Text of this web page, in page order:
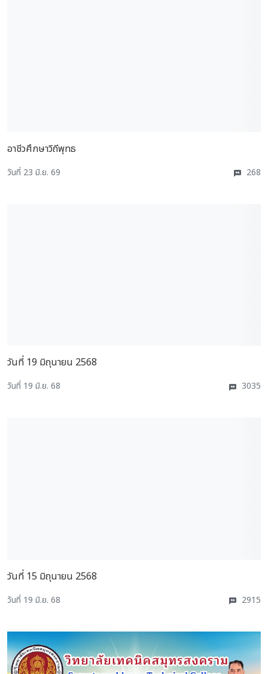
อาชีวศึกษาวิถีพุทธ
วันที่ 23 มิ.ย. 69 268
วันที่ 19 มิถุนายน 2568
วันที่ 19 มิ.ย. 68 3035
วันที่ 15 มิถุนายน 2568
วันที่ 19 มิ.ย. 68 2915